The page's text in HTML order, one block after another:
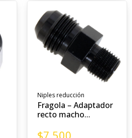
Niples reducción
Fragola – Adaptador
recto macho...
$7.500